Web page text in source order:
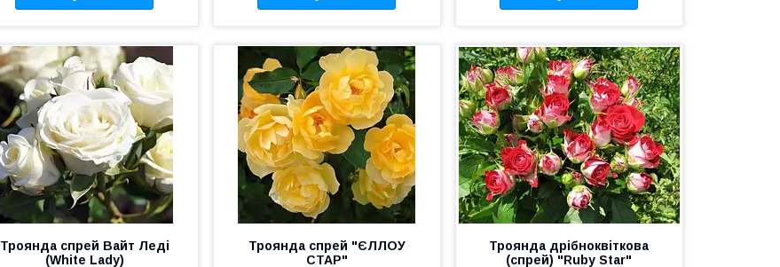
Троянда спрей Вайт Леді
(White Lady)
Троянда спрей "ЄЛЛОУ
СТАР"
Троянда дрібноквіткова
(спрей) "Ruby Star"